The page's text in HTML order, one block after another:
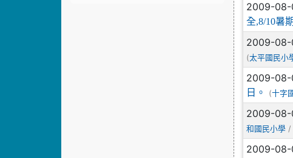
2009-
全,8/10暑
2009-
(太平國民小
2009-
日。
(十字
2009-
和國民小學 /
2009-08-